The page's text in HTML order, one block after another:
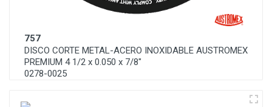
757
DISCO CORTE METAL-ACERO INOXIDABLE AUSTROMEX
PREMIUM 4 1/2 x 0.050 x 7/8"
0278-0025